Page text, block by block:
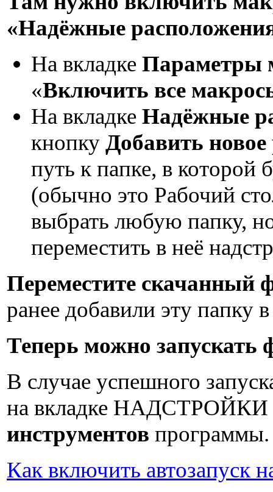
«Надёжные
На вкладке Параметры
«Включить все
На вкладке Надёжные
кнопку Добавить
путь к папке, в которой
(обычно это Рабочий
выбрать любую папку,
переместить в неё
Переместите скачанный
ранее добавили эту
Теперь можно запускать
В случае успешного
на вкладке НАДСТРОЙКИ
инструментов программы.
Как включить автозапуск